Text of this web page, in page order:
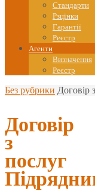
Стандарти
Рзцінки
Гарантії
Реєстр
Агенти
Визначення
Реєстр
Home
Без рубрики Договір
Договір
з
послуг